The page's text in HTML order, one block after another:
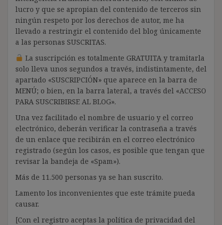
lucro y que se apropian del contenido de terceros sin
ningún respeto por los derechos de autor, me ha
llevado a restringir el contenido del blog únicamente
a las personas SUSCRITAS.
La suscripción es totalmente GRATUITA y tramitarla
solo lleva unos segundos a través, indistintamente, del
apartado «SUSCRIPCIÓN» que aparece en la barra de
MENÚ; o bien, en la barra lateral, a través del «ACCESO
PARA SUSCRIBIRSE AL BLOG».
Una vez facilitado el nombre de usuario y el correo
electrónico, deberán verificar la contraseña a través
de un enlace que recibirán en el correo electrónico
registrado (según los casos, es posible que tengan que
revisar la bandeja de «Spam»).
Más de 11.500 personas ya se han suscrito.
Lamento los inconvenientes que este trámite pueda
causar.
[Con el registro aceptas la política de privacidad del